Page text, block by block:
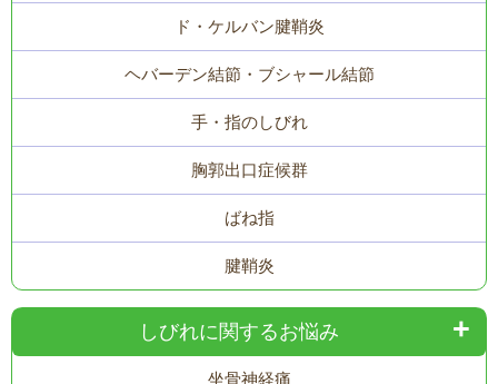
ド・ケルバン腱鞘炎
ヘバーデン結節・ブシャール結節
手・指のしびれ
胸郭出口症候群
ばね指
腱鞘炎
しびれに関するお悩み
坐骨神経痛